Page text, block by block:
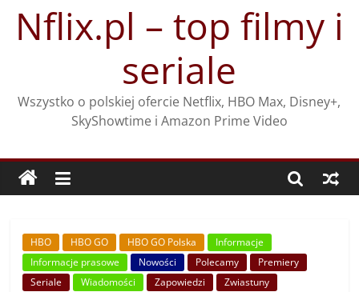
treściNflix.pl – top filmy i
seriale
Wszystko o polskiej ofercie Netflix, HBO Max, Disney+,
SkyShowtime i Amazon Prime Video
HBO HBO GO HBO GO Polska
Informacje
Informacje prasowe
Nowości Polecamy
Premiery
Seriale
Wiadomości Zapowiedzi Zwiastuny